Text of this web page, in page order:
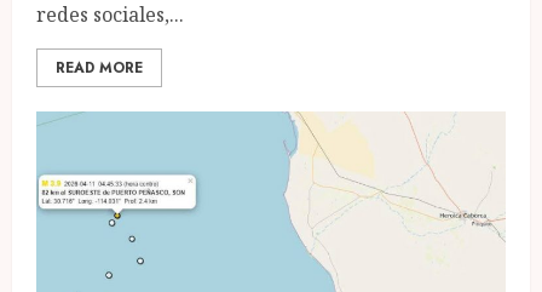
redes sociales,...
READ MORE